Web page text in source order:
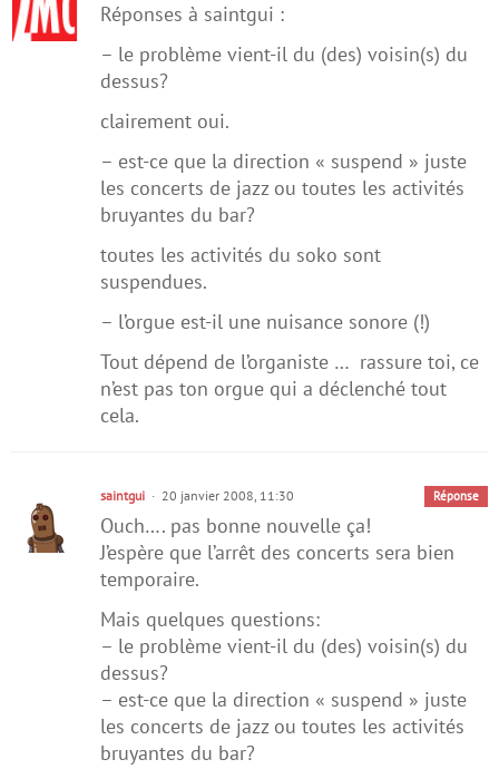
Réponses à saintgui :
– le problème vient-il du (des) voisin(s) du
dessus?
clairement oui.
– est-ce que la direction « suspend » juste
les concerts de jazz ou toutes les activités
bruyantes du bar?
toutes les activités du soko sont
suspendues.
– l’orgue est-il une nuisance sonore (!)
Tout dépend de l’organiste … rassure toi, ce
n’est pas ton orgue qui a déclenché tout
cela.
saintgui 20 janvier 2008, 11:30 Réponse
Ouch…. pas bonne nouvelle ça!
J’espère que l’arrêt des concerts sera bien
temporaire.
Mais quelques questions:
– le problème vient-il du (des) voisin(s) du
dessus?
– est-ce que la direction « suspend » juste
les concerts de jazz ou toutes les activités
bruyantes du bar?